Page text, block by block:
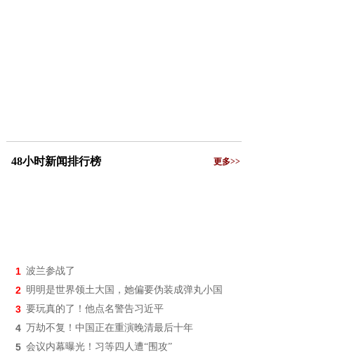
48小时新闻排行榜 更多>>
1 波兰参战了
2 明明是世界领土大国，她偏要伪装成弹丸小国
3 要玩真的了！他点名警告习近平
4 万劫不复！中国正在重演晚清最后十年
5 会议内幕曝光！习等四人遭“围攻”